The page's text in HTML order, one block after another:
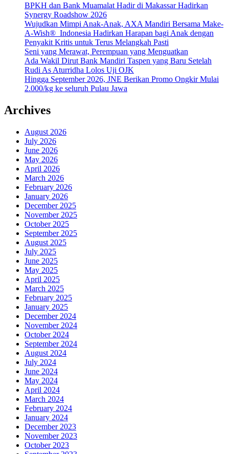
BPKH dan Bank Muamalat Hadir di Makassar Hadirkan
Synergy Roadshow 2026
Wujudkan Mimpi Anak-Anak, AXA Mandiri Bersama Make-
A-Wish® Indonesia Hadirkan Harapan bagi Anak dengan
Penyakit Kritis untuk Terus Melangkah Pasti
Seni yang Merawat, Perempuan yang Menguatkan
Ada Wakil Dirut Bank Mandiri Taspen yang Baru Setelah
Rudi As Aturridha Lolos Uji OJK
Hingga September 2026, JNE Berikan Promo Ongkir Mulai
2.000/kg ke seluruh Pulau Jawa
Archives
August 2026
July 2026
June 2026
May 2026
April 2026
March 2026
February 2026
January 2026
December 2025
November 2025
October 2025
September 2025
August 2025
July 2025
June 2025
May 2025
April 2025
March 2025
February 2025
January 2025
December 2024
November 2024
October 2024
September 2024
August 2024
July 2024
June 2024
May 2024
April 2024
March 2024
February 2024
January 2024
December 2023
November 2023
October 2023